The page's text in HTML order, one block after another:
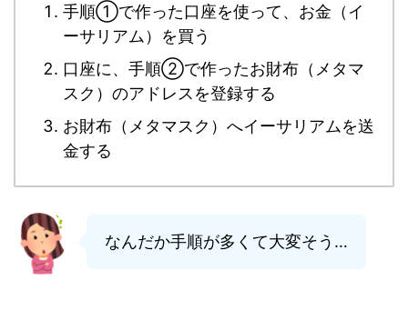
手順①で作った口座を使って、お金（イ
ーサリアム）を買う
口座に、手順②で作ったお財布（メタマ
スク）のアドレスを登録する
お財布（メタマスク）へイーサリアムを送
金する
なんだか手順が多くて大変そう…